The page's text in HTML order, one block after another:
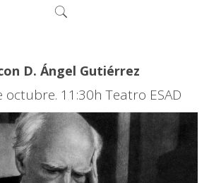
D. Ángel Gutiérrez
octubre. 11:30h Teatro ESAD